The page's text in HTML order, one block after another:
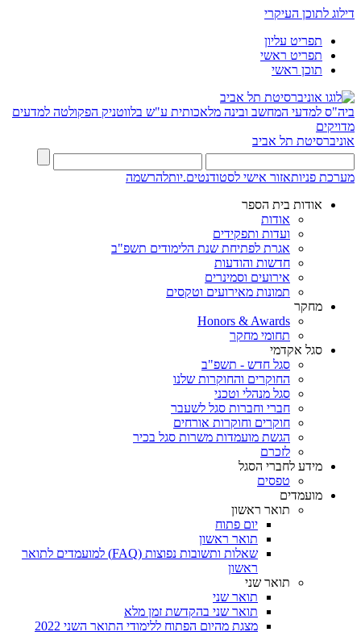
דילוג לתוכן העיקרי
תפריט עליון
תפריט ראשי
תוכן ראשי
ביה"ס למדעי המחשב ובינה מלאכותית ע"ש בלווטניק הפקולטה למדעים
מדויקים
אוניברסיטת תל אביב
מערכת פניותאזור אישי לסטודנטים.יותלהרשמה
אודות בית הספר
אודות
ועדות ותפקידים
אגרת לפתיחת שנת הלימודים תשפ"ב
חדשות והודעות
אירועים וסמינרים
תמונות מאירועים וטקסים
מחקר
Honors & Awards
תחומי מחקר
סגל אקדמי
סגל חדש - תשפ"ב
החוקרים והחוקרות שלנו
סגל מנהלי וטכני
חברי וחברות סגל לשעבר
חוקרים וחוקרות אורחים
הגשת מועמדות משרות סגל בכיר
לזכרם
מידע לחברי הסגל
טפסים
מועמדים
תואר ראשון
יום פתוח
תואר ראשון
שאלות ותשובות נפוצות (FAQ) למועמדים לתואר
ראשון
תואר שני
תואר שני
תואר שני בהקדשת זמן מלא
מצגת מהיום הפתוח ללימודי התואר השני 2022